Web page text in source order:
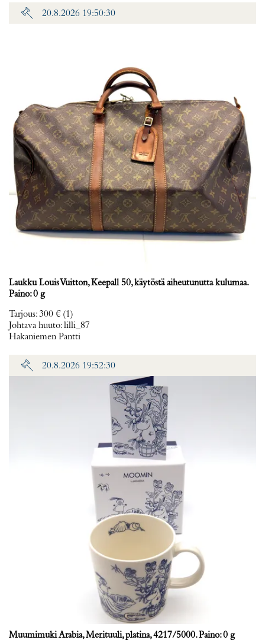
20.8.2026 19:50:30
Laukku Louis Vuitton, Keepall 50, käytöstä aiheutunutta kulumaa.
Paino: 0 g
Tarjous:300 € (1)
Johtava huuto:lilli_87
Hakaniemen Pantti
20.8.2026 19:52:30
Muumimuki Arabia, Merituuli, platina, 4217/5000. Paino: 0 g